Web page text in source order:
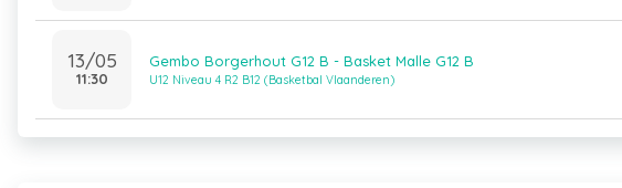
13/05
11:30
Gembo Borgerhout G12 B - Basket Malle G12 B
U12 Niveau 4 R2 B12 (Basketbal Vlaanderen)